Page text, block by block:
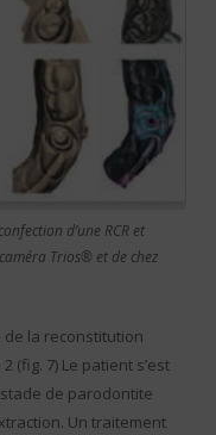
d’une RCR et
Trios® et de chez
de la reconstitution
(fig. 7) Le patient s’est
de parodontite
Un traitement